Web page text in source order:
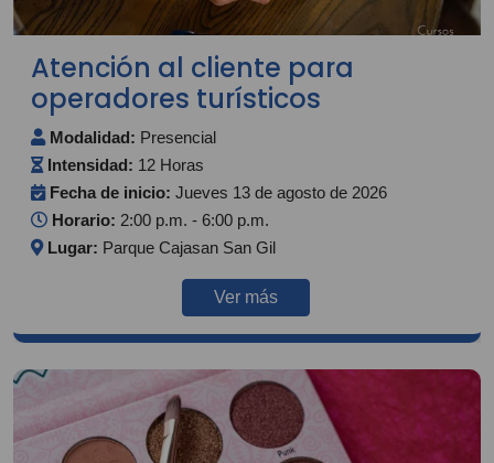
Atención al cliente para
operadores turísticos
Modalidad: Presencial
Intensidad: 12 Horas
Fecha de inicio: Jueves 13 de agosto de 2026
Horario: 2:00 p.m. - 6:00 p.m.
Lugar: Parque Cajasan San Gil
Ver más